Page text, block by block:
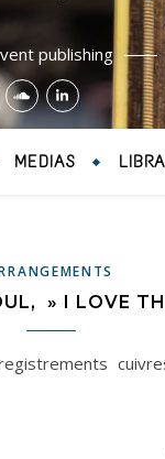
publishing
MEDIAS
» I LOVE